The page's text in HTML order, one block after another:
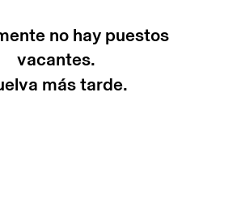
no hay puestos
vacantes.
más tarde.